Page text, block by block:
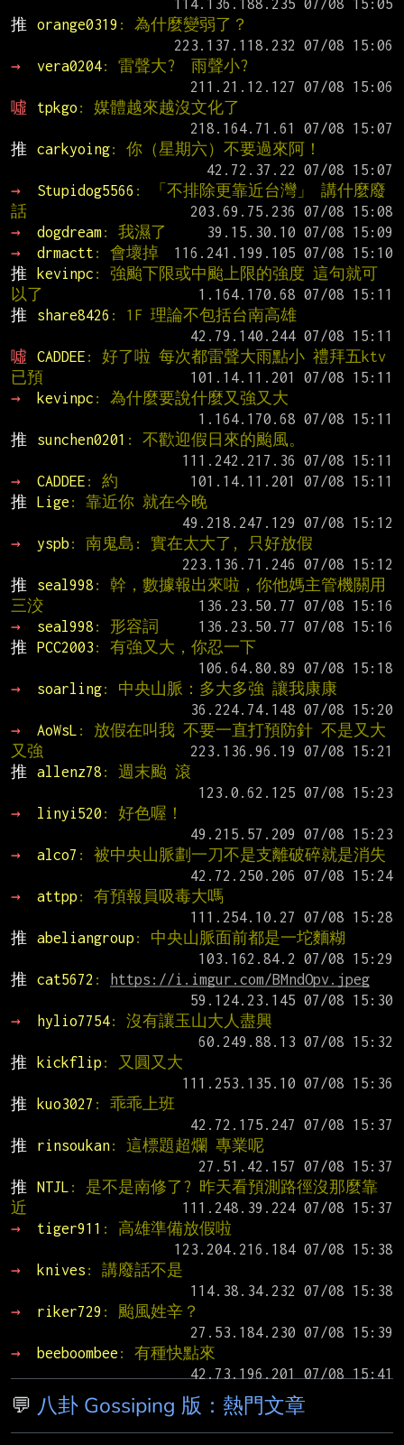
推
orange0319 : 為什麼變弱了？
→
vera0204: 雷聲大?  雨聲小?
噓
tpkgo : 媒體越來越沒文化了
推
carkyoing: 你（星期六）不要過來阿！
→
Stupidog5566 : 「不排除更靠近台灣」 講什麼廢
話
→
dogdream: 我濕了
→
drmactt : 會壞掉
推
kevinpc : 強颱下限或中颱上限的強度 這句就可
以了
推
share8426 : 1F 理論不包括台南高雄
噓
CADDEE : 好了啦 每次都雷聲大雨點小 禮拜五ktv
已預
→
kevinpc : 為什麼要說什麼又強又大
推
sunchen0201 : 不歡迎假日來的颱風。
→
CADDEE : 約
推
Lige : 靠近你 就在今晚
→
yspb : 南鬼島: 實在太大了, 只好放假
推
seal998 : 幹，數據報出來啦，你他媽主管機關用
三洨
→
seal998 : 形容詞
推
PCC2003 : 有強又大，你忍一下
→
soarling: 中央山脈：多大多強 讓我康康
→
AoWsL : 放假在叫我 不要一直打預防針 不是又大
又強
推
allenz78 : 週末颱 滾
→
linyi520 : 好色喔！
→
alco7 : 被中央山脈劃一刀不是支離破碎就是消失
→
attpp : 有預報員吸毒大嗎
推
abeliangroup : 中央山脈面前都是一坨麵糊
推
cat5672 :
https://i.imgur.com/BMndOpv.jpeg
→
hylio7754: 沒有讓玉山大人盡興
推
kickflip : 又圓又大
推
kuo3027 : 乖乖上班
推
rinsoukan: 這標題超爛 專業呢
推
NTJL : 是不是南修了? 昨天看預測路徑沒那麼靠
近
→
tiger911 : 高雄準備放假啦
→
knives : 講廢話不是
→
riker729 : 颱風姓辛？
→
beeboombee : 有種快點來
💬 八卦 Gossiping 版：熱門文章